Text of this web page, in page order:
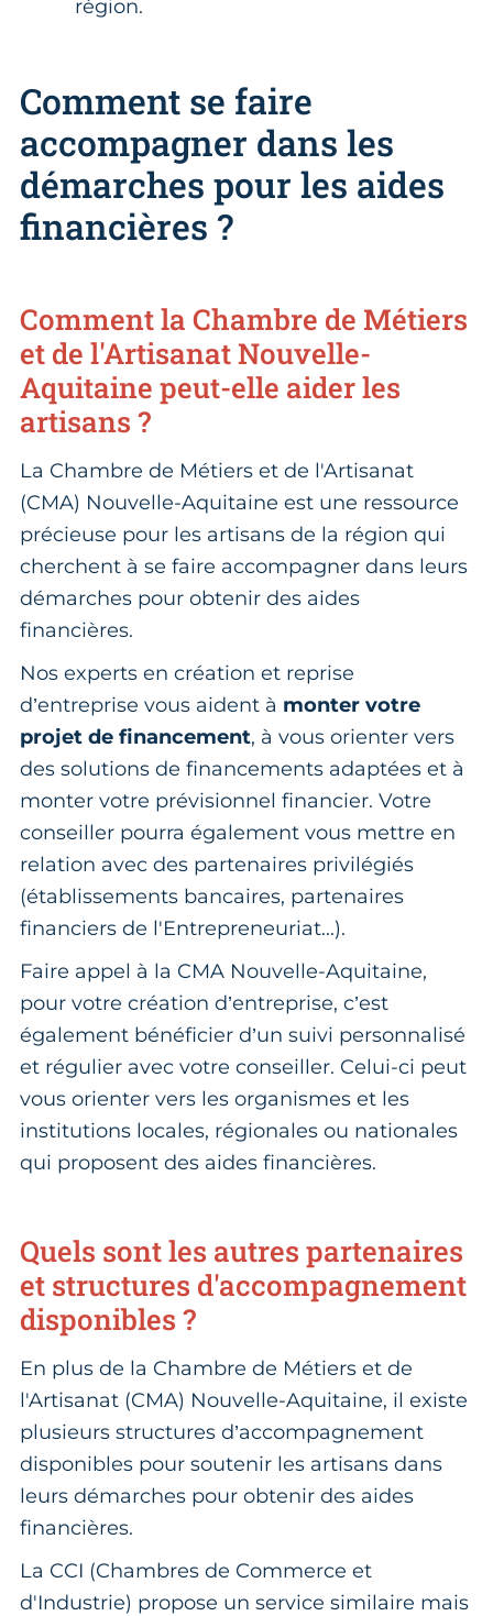
région.
Comment se faire
accompagner dans les
démarches pour les aides
financières ?
Comment la Chambre de Métiers
et de l'Artisanat Nouvelle-
Aquitaine peut-elle aider les
artisans ?
La Chambre de Métiers et de l'Artisanat
(CMA) Nouvelle-Aquitaine est une ressource
précieuse pour les artisans de la région qui
cherchent à se faire accompagner dans leurs
démarches pour obtenir des aides
financières.
Nos experts en création et reprise
d’entreprise vous aident à monter votre
projet de financement, à vous orienter vers
des solutions de financements adaptées et à
monter votre prévisionnel financier. Votre
conseiller pourra également vous mettre en
relation avec des partenaires privilégiés
(établissements bancaires, partenaires
financiers de l'Entrepreneuriat...).
Faire appel à la CMA Nouvelle-Aquitaine,
pour votre création d’entreprise, c’est
également bénéficier d’un suivi personnalisé
et régulier avec votre conseiller. Celui-ci peut
vous orienter vers les organismes et les
institutions locales, régionales ou nationales
qui proposent des aides financières.
Quels sont les autres partenaires
et structures d'accompagnement
disponibles ?
En plus de la Chambre de Métiers et de
l'Artisanat (CMA) Nouvelle-Aquitaine, il existe
plusieurs structures d’accompagnement
disponibles pour soutenir les artisans dans
leurs démarches pour obtenir des aides
financières.
La CCI (Chambres de Commerce et
d'Industrie) propose un service similaire mais